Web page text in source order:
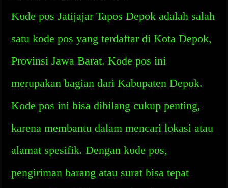
Kode pos Jatijajar Tapos Depok adalah salah
satu kode pos yang terdaftar di Kota Depok,
Provinsi Jawa Barat. Kode pos ini
merupakan bagian dari Kabupaten Depok.
Kode pos ini bisa dibilang cukup penting,
karena membantu dalam mencari lokasi atau
alamat spesifik. Dengan kode pos,
pengiriman barang atau surat bisa tepat